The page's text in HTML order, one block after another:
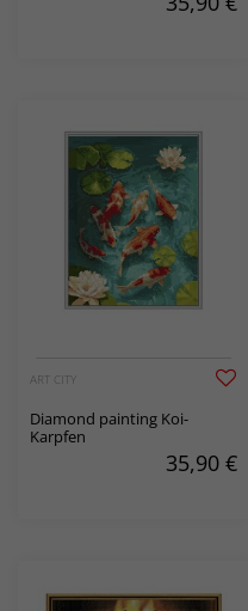
ART CITY
Diamond painting Koi-
Karpfen
35,90 €